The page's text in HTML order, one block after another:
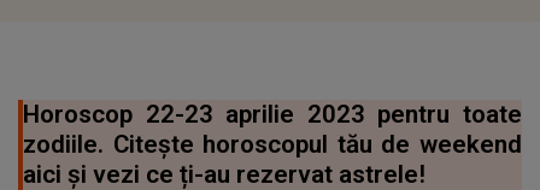
Horoscop 22-23 aprilie 2023 pentru toate
zodiile. Citește horoscopul tău de weekend
aici și vezi ce ți-au rezervat astrele!